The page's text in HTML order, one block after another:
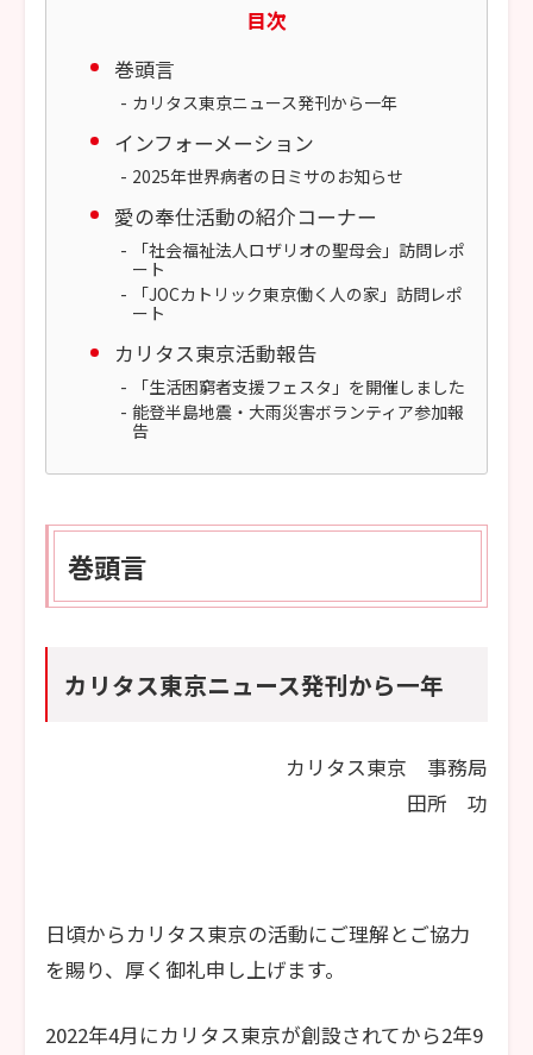
目次
巻頭言
カリタス東京ニュース発刊から一年
インフォーメーション
2025年世界病者の日ミサのお知らせ
愛の奉仕活動の紹介コーナー
「社会福祉法人ロザリオの聖母会」訪問レポ
ート
「JOCカトリック東京働く人の家」訪問レポ
ート
カリタス東京活動報告
「生活困窮者支援フェスタ」を開催しました
能登半島地震・大雨災害ボランティア参加報
告
巻頭言
カリタス東京ニュース発刊から一年
カリタス東京 事務局
田所 功
日頃からカリタス東京の活動にご理解とご協力
を賜り、厚く御礼申し上げます。
2022年4月にカリタス東京が創設されてから2年9